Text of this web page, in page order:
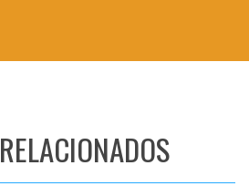
RELACIONADOS